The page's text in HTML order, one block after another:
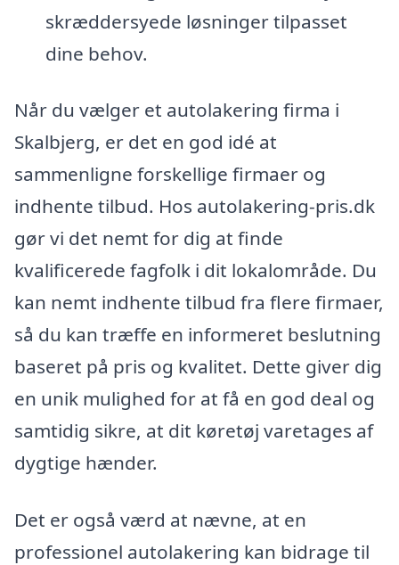
skræddersyede løsninger tilpasset
dine behov.
Når du vælger et autolakering firma i
Skalbjerg, er det en god idé at
sammenligne forskellige firmaer og
indhente tilbud. Hos autolakering-pris.dk
gør vi det nemt for dig at finde
kvalificerede fagfolk i dit lokalområde. Du
kan nemt indhente tilbud fra flere firmaer,
så du kan træffe en informeret beslutning
baseret på pris og kvalitet. Dette giver dig
en unik mulighed for at få en god deal og
samtidig sikre, at dit køretøj varetages af
dygtige hænder.
Det er også værd at nævne, at en
professionel autolakering kan bidrage til